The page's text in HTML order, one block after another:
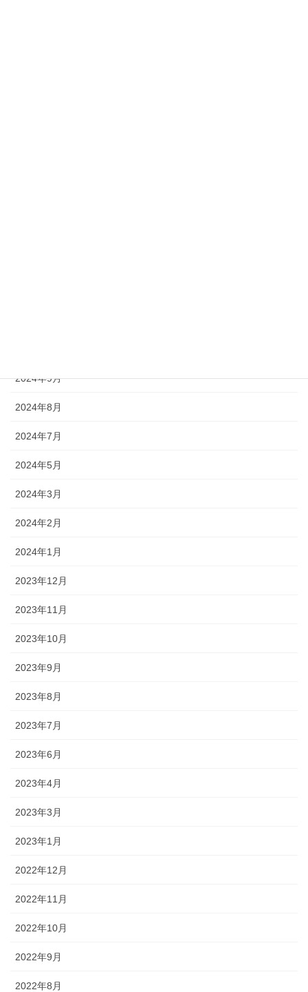
2024年9月
2024年8月
2024年7月
2024年5月
2024年3月
2024年2月
2024年1月
2023年12月
2023年11月
2023年10月
2023年9月
2023年8月
2023年7月
2023年6月
2023年4月
2023年3月
2023年1月
2022年12月
2022年11月
2022年10月
2022年9月
2022年8月